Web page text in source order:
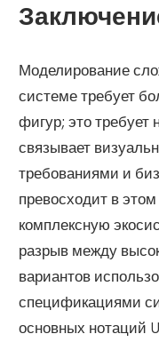
Моделирование
системе требует
фигур; это требует
связывает
требованиями и
превосходит в
комплексную
разрыв между
вариантов
спецификациями
основных нотаций